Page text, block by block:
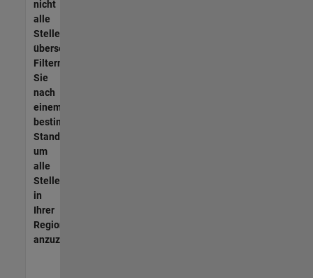
nicht
alle
Stellen
übersetzt.
Filtern
Sie
nach
einem
bestimmten
Standort,
um
alle
Stellenangebote
in
Ihrer
Region
anzuzeigen.